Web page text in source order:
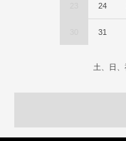
24
31
土、日